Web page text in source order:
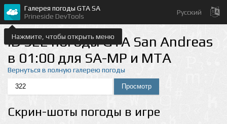
Нажмите, чтобы открыть меню
Галерея погоды GTA SA
Prineside DevTools
Русский
ID 322 погоды GTA San Andreas
в 01:00 для SA-MP и MTA
Вернуться в полную галерею погоды
Скрин-шоты погоды в игре